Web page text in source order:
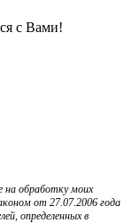
с Вами!
на обработку моих
от 27.07.2006 года
определенных в